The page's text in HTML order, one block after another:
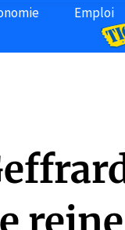
Emploi